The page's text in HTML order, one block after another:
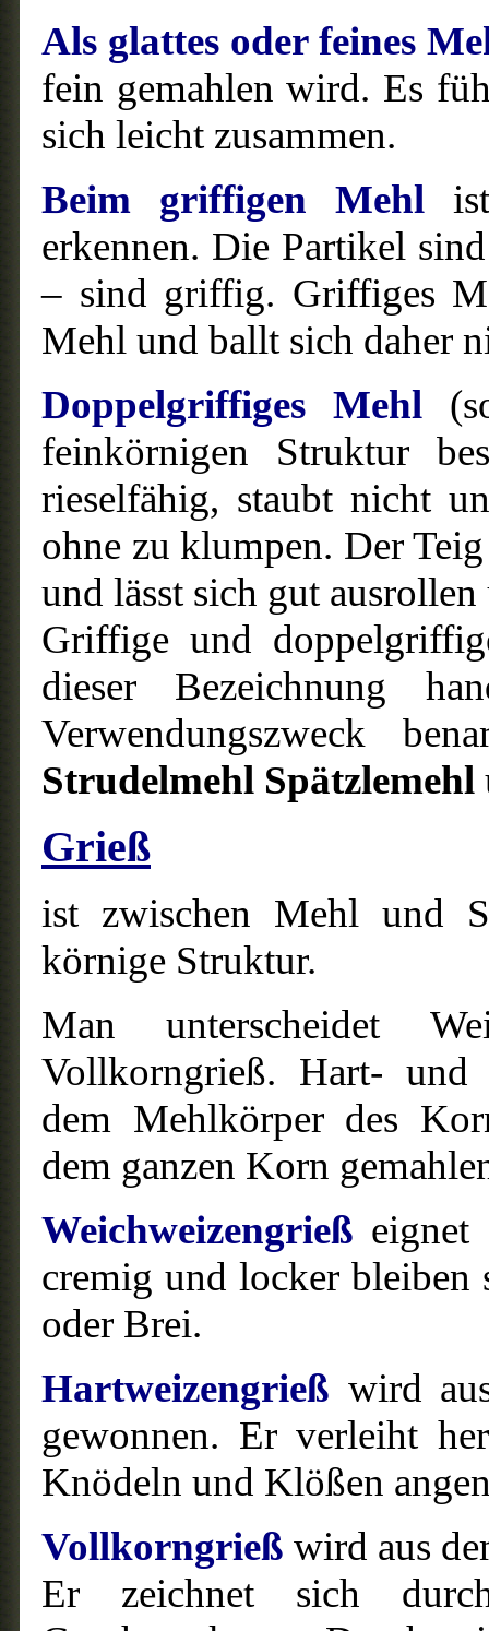
Als glattes oder feines
fein gemahlen wird. Es
sich leicht zusammen.
Beim griffigen Mehlist
erkennen. Die Partikel
– sind griffig. Griffiges
Mehl und ballt sich daher
Doppelgriffiges Mehl
feinkörnigen Struktur
rieselfähig, staubt nicht
ohne zu klumpen. Der
und lässt sich gut
Griffige und
dieser Bezeichnung
Verwendungszweck
Strudelmehl Spätzlemehl
Grieß
ist zwischen Mehl und
körnige Struktur.
Man unterscheidet
Vollkorngrieß. Hart- und
dem Mehlkörper des
dem ganzen Korn
Weichweizengrieß eignet
cremig und locker bleiben
oder Brei.
Hartweizengrieß wird
gewonnen. Er verleiht
Knödeln und Klößen
Vollkorngrieß wird aus
Er zeichnet sich